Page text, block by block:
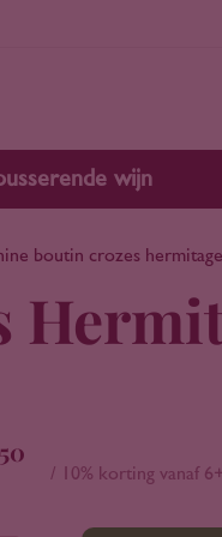
wijn
boutin crozes
50
/ 10% korting vanaf 6+